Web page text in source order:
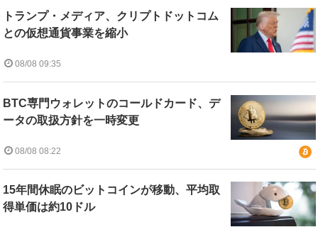
トランプ・メディア、クリプトドットコム
との仮想通貨事業を縮小
08/08 09:35
BTC専門ウォレットのコールドカード、デ
ータの取扱方針を一時変更
08/08 08:22
15年間休眠のビットコインが移動、平均取
得単価は約10ドル